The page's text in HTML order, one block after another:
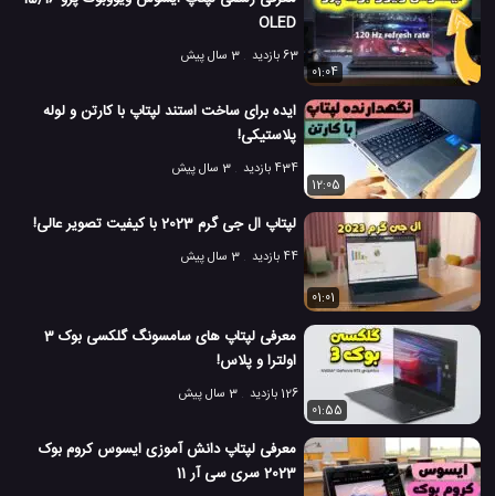
OLED
63 بازدید
3 سال پیش
01:04
ایده برای ساخت استند لپتاپ با کارتن و لوله
پلاستیکی!
434 بازدید
3 سال پیش
12:05
لپتاپ ال جی گرم 2023 با کیفیت تصویر عالی!
44 بازدید 3 سال پیش
01:01
معرفی لپتاپ های سامسونگ گلکسی بوک 3
اولترا و پلاس!
126 بازدید
3 سال پیش
01:55
معرفی لپتاپ دانش آموزی ایسوس کروم بوک
2023 سری سی آر 11